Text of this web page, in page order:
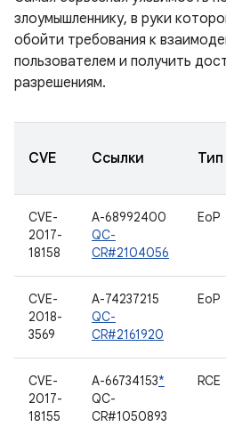
злоумышленнику, в руки
обойти требования к
пользователем и получить
разрешениям.
CVE Ссылки Тип
CVE-
2017-
18158
A-68992400
QC-
CR#2104056
EoP
CVE-
2018-
3569
A-74237215
QC-
CR#2161920
EoP
CVE-
2017-
18155
A-66734153*
QC-
CR#1050893
RCE